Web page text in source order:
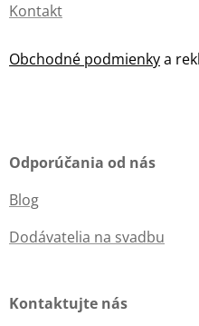
Kontakt
Obchodné podmienkya
Odporúčania od nás
Blog
Dodávatelia na svadbu
Kontaktujte nás